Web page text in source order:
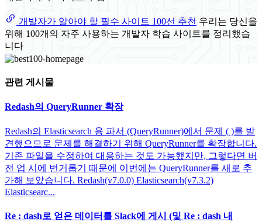
개발자가 알아야 할 필수 사이트 100선 추천 우리는 당신을
위해 100개의 자주 사용하는 개발자 학습 사이트를 정리했습
니다
관련 게시물
Redash의 QueryRunner 확장
Redash의 Elasticsearch 용 파서 (QueryRunner)에서 문제 ( )를 발
견했으므로 문제를 해결하기 위해 QueryRunner를 확장합니다.
기존 파일을 수정하여 대응하는 것도 가능했지만, 그렇다면 버
전 업 시에 번거롭기 때문에 이번에는 QueryRunner를 새로 추
가해 보았습니다. Redash(v7.0.0) Elasticsearch(v7.3.2)
Elasticsearc...
Re : dash로 얻은 데이터를 Slack에 게시 (및 Re : dash 내